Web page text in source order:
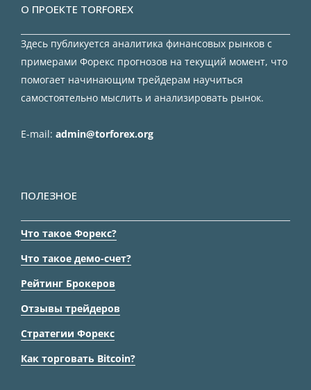
О ПРОЕКТЕ TORFOREX
Здесь публикуется аналитика финансовых рынков с
примерами Форекс прогнозов на текущий момент, что
помогает начинающим трейдерам научиться
самостоятельно мыслить и анализировать рынок.
E-mail: admin@torforex.org
ПОЛЕЗНОЕ
Что такое Форекс?
Что такое демо-счет?
Рейтинг Брокеров
Отзывы трейдеров
Стратегии Форекс
Как торговать Bitcoin?